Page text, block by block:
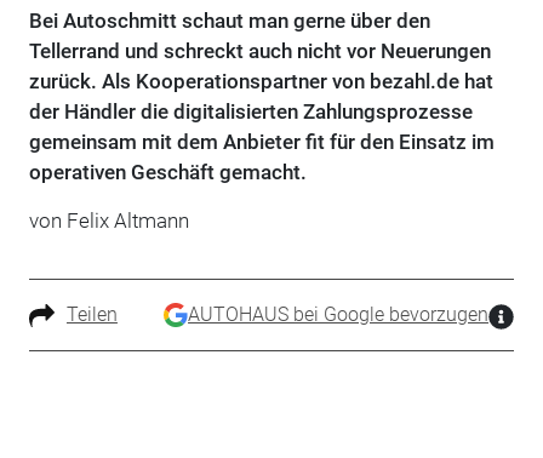
Bei Autoschmitt schaut man gerne über den
Tellerrand und schreckt auch nicht vor Neuerungen
zurück. Als Kooperationspartner von bezahl.de hat
der Händler die digitalisierten Zahlungsprozesse
gemeinsam mit dem Anbieter fit für den Einsatz im
operativen Geschäft gemacht.
von Felix Altmann
Teilen AUTOHAUS bei Google bevorzugen